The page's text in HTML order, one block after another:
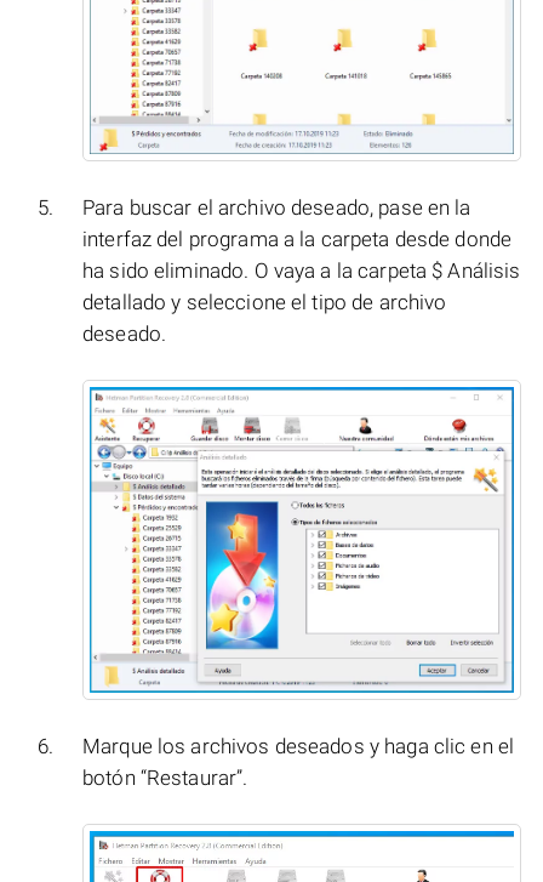
Para buscar el archivo deseado, pase en la
interfaz del programa a la carpeta desde donde
ha sido eliminado. O vaya a la carpeta $ Análisis
detallado y seleccione el tipo de archivo
deseado.
Marque los archivos deseados y haga clic en el
botón “Restaurar”.